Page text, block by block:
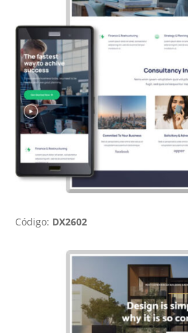
Código: DX2602